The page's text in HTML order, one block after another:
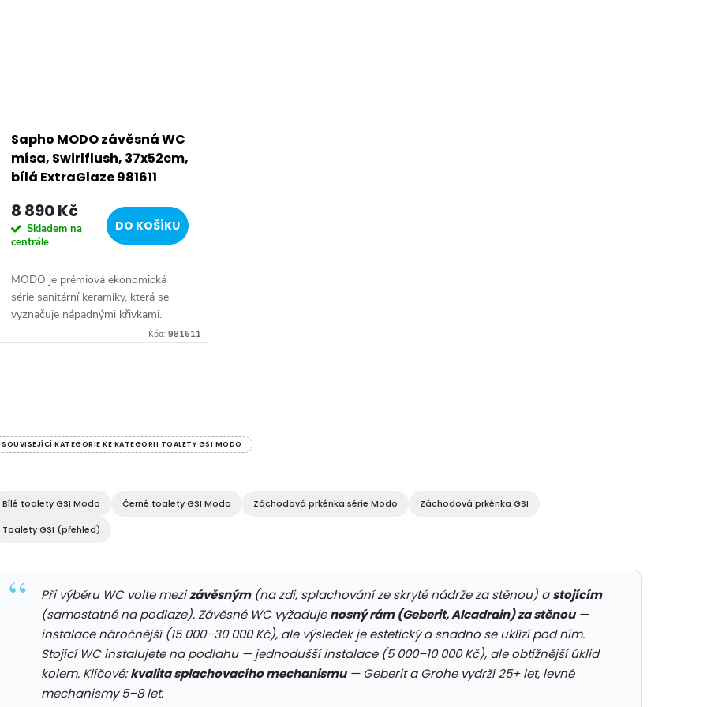
Sapho MODO závěsná WC
mísa, Swirlflush, 37x52cm,
bílá ExtraGlaze 981611
8 890 Kč
Skladem na
centrále
DO KOŠÍKU
MODO je prémiová ekonomická
série sanitární keramiky, která se
vyznačuje nápadnými křivkami.
Produkty jsou neutrální, přesto
Kód:981611
SOUVISEJÍCÍ KATEGORIE KE KATEGORII TOALETY GSI MODO
Bílé toalety GSI Modo Černé toalety GSI Modo Záchodová prkénka série Modo Záchodová prkénka GSI
Toalety GSI (přehled)
Při výběru WC volte mezizávěsným(na zdi, splachování ze skryté nádrže za stěnou) astojícím
(samostatné na podlaze). Závěsné WC vyžadujenosný rám (Geberit, Alcadrain) za stěnou—
instalace náročnější (15 000–30 000 Kč), ale výsledek je estetický a snadno se uklízí pod ním.
Stojící WC instalujete na podlahu — jednodušší instalace (5 000–10 000 Kč), ale obtížnější úklid
kolem. Klíčové:kvalita splachovacího mechanismu— Geberit a Grohe vydrží 25+ let, levné
mechanismy 5–8 let.